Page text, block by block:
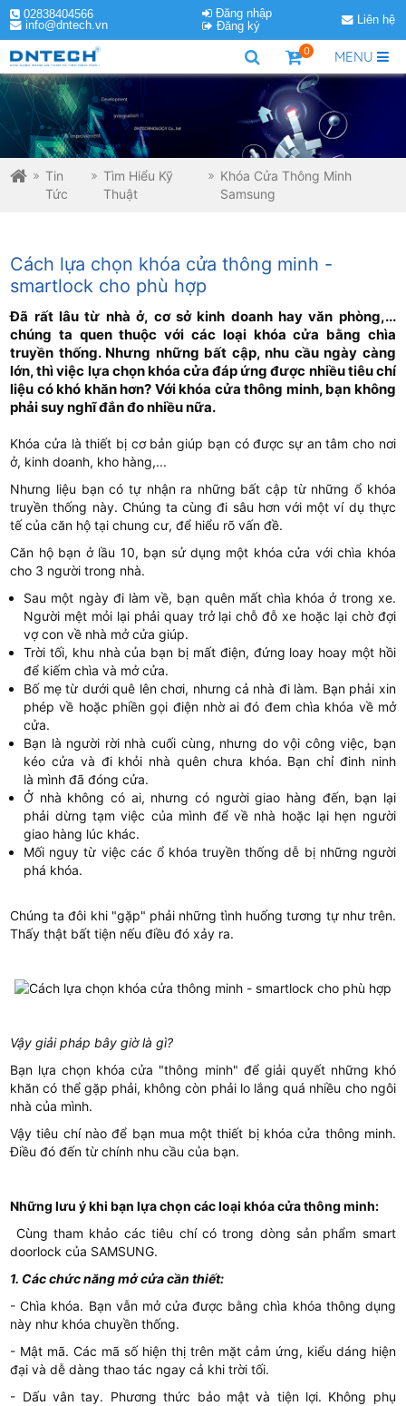
02838404566
info@dntech.vn
Đăng nhập
Đăng ký
Liên hệ
MENU
0
Tin
Tức
Tìm Hiểu Kỹ
Thuật
Khóa Cửa Thông Minh
Samsung
Cách lựa chọn khóa cửa thông minh -
smartlock cho phù hợp
Đã rất lâu từ nhà ở, cơ sở kinh doanh hay văn phòng,...
chúng ta quen thuộc với các loại khóa cửa bằng chìa
truyền thống. Nhưng những bất cập, nhu cầu ngày càng
lớn, thì việc lựa chọn khóa cửa đáp ứng được nhiều tiêu chí
liệu có khó khăn hơn? Với khóa cửa thông minh, bạn không
phải suy nghĩ đắn đo nhiều nữa.
Khóa cửa là thiết bị cơ bản giúp bạn có được sự an tâm cho nơi
ở, kinh doanh, kho hàng,...
Nhưng liệu bạn có tự nhận ra những bất cập từ những ổ khóa
truyền thống này. Chúng ta cùng đi sâu hơn với một ví dụ thực
tế của căn hộ tại chung cư, để hiểu rõ vấn đề.
Căn hộ bạn ở lầu 10, bạn sử dụng một khóa cửa với chìa khóa
cho 3 người trong nhà.
Sau một ngày đi làm về, bạn quên mất chìa khóa ở trong xe.
Người mệt mỏi lại phải quay trở lại chỗ đỗ xe hoặc lại chờ đợi
vợ con về nhà mở cửa giúp.
Trời tối, khu nhà của bạn bị mất điện, đứng loay hoay một hồi
để kiếm chìa và mở cửa.
Bố mẹ từ dưới quê lên chơi, nhưng cả nhà đi làm. Bạn phải xin
phép về hoặc phiền gọi điện nhờ ai đó đem chìa khóa về mở
cửa.
Bạn là người rời nhà cuối cùng, nhưng do vội công việc, bạn
kéo cửa và đi khỏi nhà quên chưa khóa. Bạn chỉ đinh ninh
là mình đã đóng cửa.
Ở nhà không có ai, nhưng có người giao hàng đến, bạn lại
phải dừng tạm việc của mình để về nhà hoặc lại hẹn người
giao hàng lúc khác.
Mối nguy từ việc các ổ khóa truyền thống dễ bị những người
phá khóa.
Chúng ta đôi khi "gặp" phải những tình huống tương tự như trên.
Thấy thật bất tiện nếu điều đó xảy ra.
Vậy giải pháp bây giờ là gì?
Bạn lựa chọn khóa cửa "thông minh" để giải quyết những khó
khăn có thể gặp phải, không còn phải lo lắng quá nhiều cho ngôi
nhà của mình.
Vậy tiêu chí nào để bạn mua một thiết bị khóa cửa thông minh.
Điều đó đến từ chính nhu cầu của bạn.
Những lưu ý khi bạn lựa chọn các loại khóa cửa thông minh:
Cùng tham khảo các tiêu chí có trong dòng sản phẩm smart
doorlock của SAMSUNG.
1. Các chức năng mở cửa cần thiết:
- Chìa khóa. Bạn vẫn mở cửa được bằng chìa khóa thông dụng
này như khóa chuyền thống.
- Mật mã. Các mã số hiện thị trên mặt cảm ứng, kiểu dáng hiện
đại và dễ dàng thao tác ngay cả khi trời tối.
- Dấu vân tay. Phương thức bảo mật và tiện lợi. Không phụ